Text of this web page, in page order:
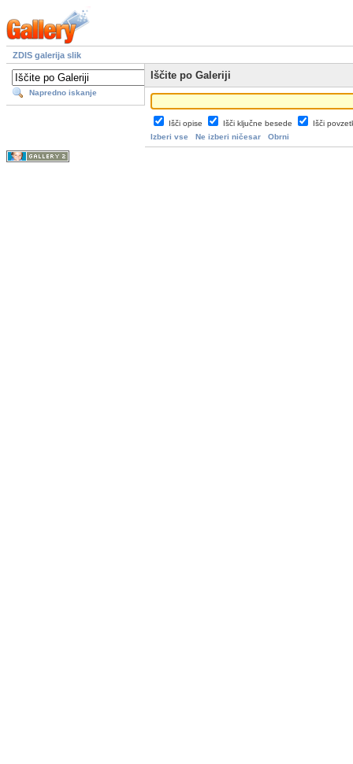
ZDIS galerija slik
Napredno iskanje
Iščite po Galeriji
Išči opise Išči ključne besede
Išči
Izberi vse
Ne izberi ničesar Obrni